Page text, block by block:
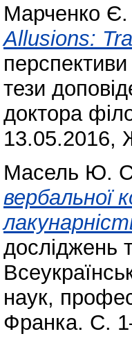
Марченко
Allusions:
тези
доктора
13.05.2016,
Масель Ю.
вербальної
досліджень
наук,
Франка. С.